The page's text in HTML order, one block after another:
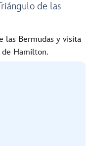
de las
las Bermudas y visita
Hamilton.